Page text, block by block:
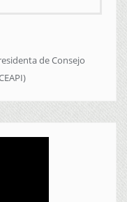
de Consejo